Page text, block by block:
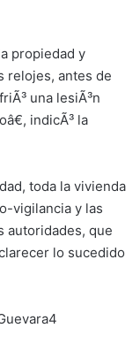
propiedad y
relojes, antes de
una lesiÃ³n
indicÃ³ la
toda la vivienda
vigilancia y las
autoridades, que
lo sucedido